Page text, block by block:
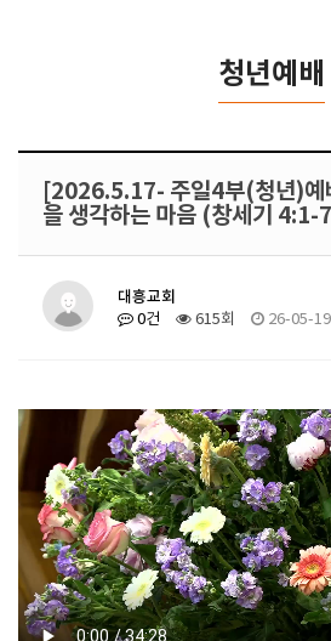
청년예배
[2026.5.17- 주일4부(청년)예
을 생각하는 마음 (창세기 4:1-
대흥교회
0건 615회 26-05-